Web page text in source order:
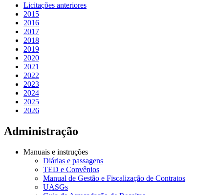
Licitações anteriores
2015
2016
2017
2018
2019
2020
2021
2022
2023
2024
2025
2026
Administração
Manuais e instruções
Diárias e passagens
TED e Convênios
Manual de Gestão e Fiscalização de Contratos
UASGs